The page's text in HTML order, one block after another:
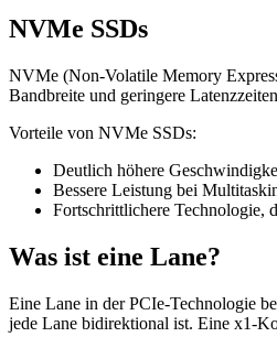
NVMe SSDs
NVMe (Non-Volatile Memory
Bandbreite und geringere
Vorteile von NVMe SSDs:
Deutlich höhere
Bessere Leistung bei
Fortschrittlichere Technologie,
Was ist eine Lane?
Eine Lane in der PCIe-Technologie
jede Lane bidirektional ist. Eine x1-